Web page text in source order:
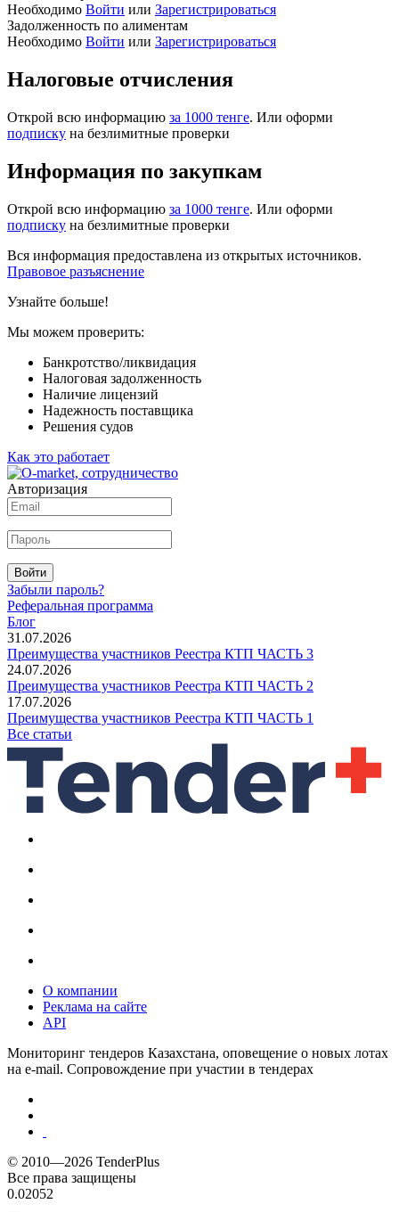
Необходимо Войти или Зарегистрироваться
Задолженность по алиментам
Необходимо Войти или Зарегистрироваться
Налоговые отчисления
Открой всю информацию за 1000 тенге. Или оформи
подписку на безлимитные проверки
Информация по закупкам
Открой всю информацию за 1000 тенге. Или оформи
подписку на безлимитные проверки
Вся информация предоставлена из открытых источников.
Правовое разъяснение
Узнайте больше!
Мы можем проверить:
Банкротство/ликвидация
Налоговая задолженность
Наличие лицензий
Надежность поставщика
Решения судов
Как это работает
Авторизация
Войти
Забыли пароль?
Реферальная программа
Блог
31.07.2026
Преимущества участников Реестра КТП ЧАСТЬ 3
24.07.2026
Преимущества участников Реестра КТП ЧАСТЬ 2
17.07.2026
Преимущества участников Реестра КТП ЧАСТЬ 1
Все статьи
О компании
Реклама на сайте
API
Мониторинг тендеров Казахстана, оповещение о новых лотах
на e-mail. Сопровождение при участии в тендерах
© 2010—2026 TenderPlus
Все права защищены
0.02052